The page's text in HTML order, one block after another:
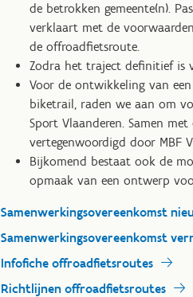
de betrokken gemeente(n).
verklaart met de
de offroadfietsroute.
Zodra het traject definitief is
Voor de ontwikkeling van
biketrail, raden we aan om
Sport Vlaanderen. Samen
vertegenwoordigd door MBF
Bijkomend bestaat ook de
opmaak van een ontwerp
Samenwerkingsovereenkomst
Samenwerkingsovereenkomst
Infofiche offroadfietsroutes
Richtlijnen offroadfietsroutes